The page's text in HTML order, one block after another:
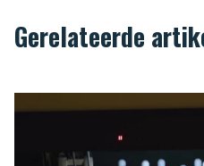
Gerelateerde